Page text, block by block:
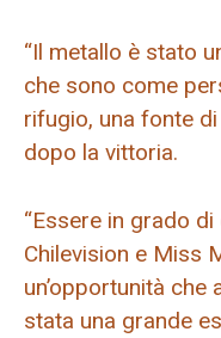
“Il metallo è stato
che sono come
rifugio, una fonte
dopo la vittoria.
“Essere in grado
Chilevision e Miss
un’opportunità
stata una grande